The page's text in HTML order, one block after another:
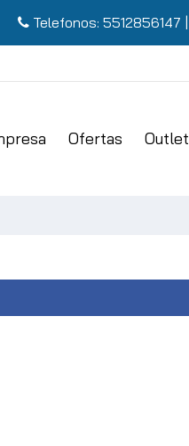
Telefonos: 5512856147
Ofertas Outlet